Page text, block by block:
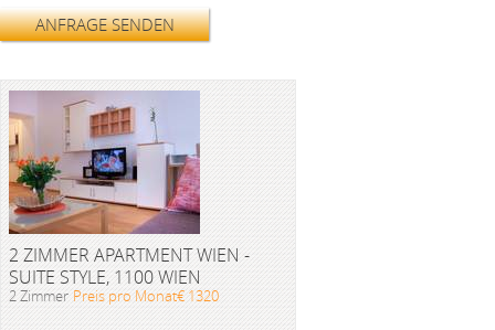
ANFRAGE SENDEN
2 ZIMMER APARTMENT WIEN -
SUITE STYLE, 1100 WIEN
2 Zimmer Preis pro Monat€ 1320